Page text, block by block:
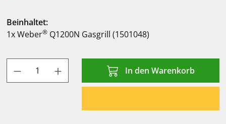
Beinhaltet:
1x Weber® Q1200N Gasgrill (1501048)
Produkt Anzahl: Gib den gewünschten
In den Warenkorb